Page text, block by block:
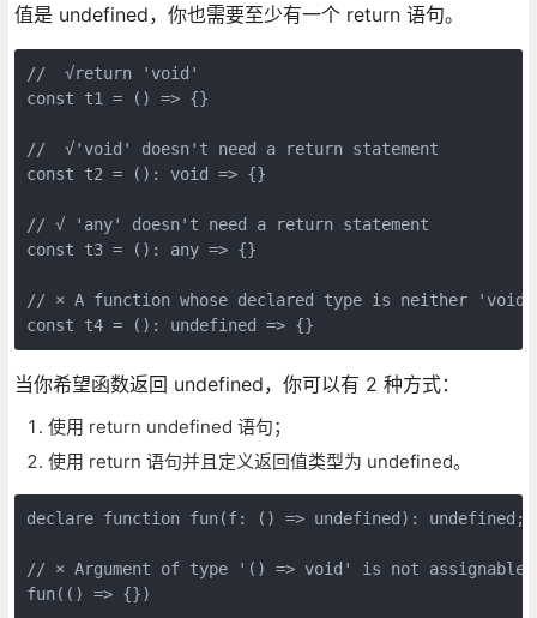
值是 undefined，你也需要至少有一个 return 语句。
//  √return 'void'
const t1 = () => {}
//  √'void' doesn't need a return statement
const t2 = (): void => {}
// √ 'any' doesn't need a return statement
const t3 = (): any => {}
// × A function whose declared type is neither
const t4 = (): undefined => {}
当你希望函数返回 undefined，你可以有 2 种方式：
使用 return undefined 语句；
使用 return 语句并且定义返回值类型为 undefined。
declare function fun(f: () => undefined): undefined;
// × Argument of type '() => void' is not assignable
fun(() => {})